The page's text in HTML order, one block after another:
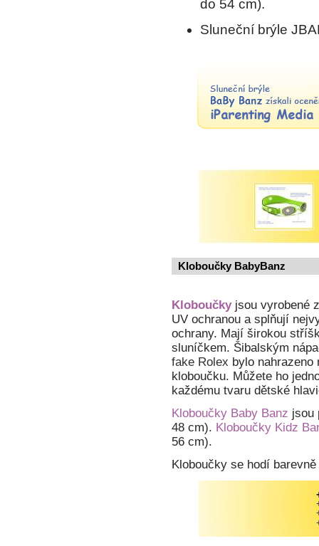
do 54 cm).
Sluneční brýle
Kloboučky BabyBanz
Kloboučkyjsou vyrobené
UV ochranou a splňují
ochrany. Mají širokou
sluníčkem. Šibalským
fake Rolex bylo
kloboučku. Můžete ho
každému tvaru dětské
Kloboučky Baby Banz jsou
48 cm). Kloboučky Kidz
56 cm).
Kloboučky se hodí